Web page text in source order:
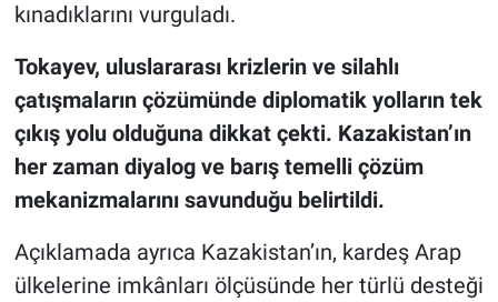
kınadıklarını vurguladı.
Tokayev, uluslararası krizlerin ve silahlı
çatışmaların çözümünde diplomatik yolların tek
çıkış yolu olduğuna dikkat çekti. Kazakistan’ın
her zaman diyalog ve barış temelli çözüm
mekanizmalarını savunduğu belirtildi.
Açıklamada ayrıca Kazakistan’ın, kardeş Arap
ülkelerine imkânları ölçüsünde her türlü desteği